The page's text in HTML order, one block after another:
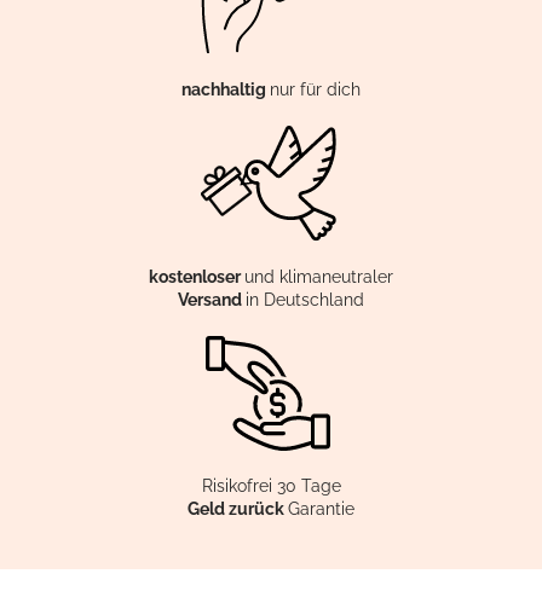
nachhaltig nur für dich
kostenloserund klimaneutraler
Versand in Deutschland
Risikofrei 30 Tage
Geld zurückGarantie